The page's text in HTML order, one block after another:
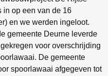
in op een van de 16
en we werden ingeloot.
gemeente Deurne leverde
voor overschrijding
De gemeente
spoorlawaai afgegeven tot